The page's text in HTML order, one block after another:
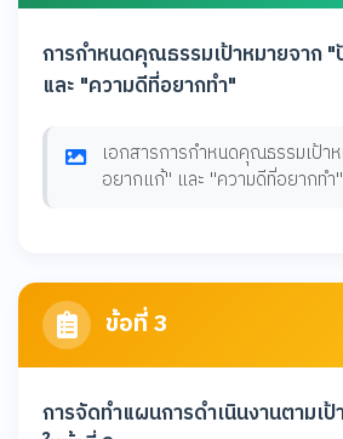
การกำหนดคุณธรรมเป้าหมายจาก
และ "ความดีที่อยากทำ"
เอกสารการกำหนดคุณธรรมเป้
อยากแก้" และ "ความดีที่อยากทำ"
ข้อที่ 3
การจัดทำแผนการดำเนินงานตามเ